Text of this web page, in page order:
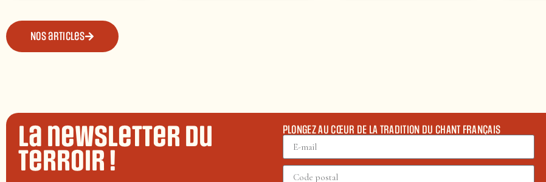
Nos articles
La newsletter du
terroir !
PLONGEZ AU CŒUR DE LA TRADITION DU CHANT FRANÇAIS